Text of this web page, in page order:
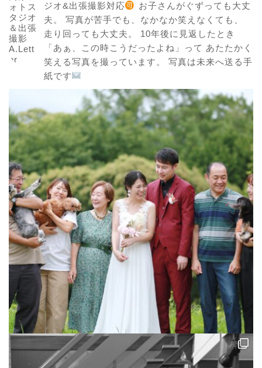
ジオ&出張撮影対応
お子さんがぐずっても大丈
夫。
写真が苦手でも、なかなか笑えなくても、
走り回っても大丈夫。
10年後に見返したとき
「あぁ、この時こうだったよね」って あたたかく
笑える写真を撮っています。
写真は未来へ送る手
紙です